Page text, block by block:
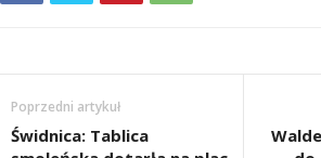
Poprzedni artykuł
Świdnica: Tablica